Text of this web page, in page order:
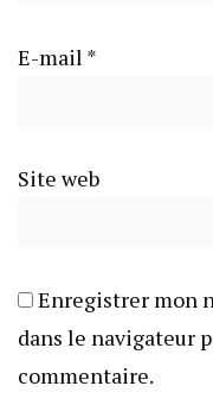
E-mail *
Site web
Enregistrer mon
dans le navigateur
commentaire.